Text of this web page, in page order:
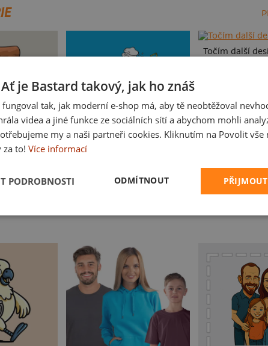
Točím další
je Bastard takový, jak ho znáš
tak, jak moderní e-shop má, aby tě neobtěžoval
videa a jiné funkce ze sociálních sítí a abychom mohli
my a naši partneři cookies. Kliknutím na Povolit vše
za to! Více informací
ODMÍTNOUT
PODROBNOSTI